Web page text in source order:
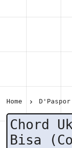
Home D'Paspor
Chord
Bisa